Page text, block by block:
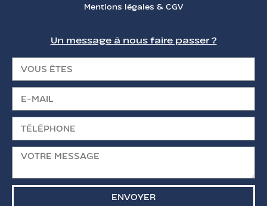
Mentions légales & CGV
Un message à nous faire passer ?
ENVOYER